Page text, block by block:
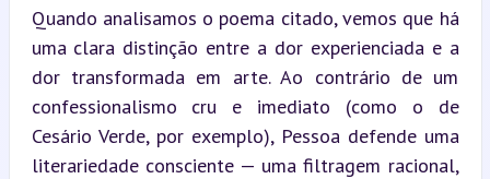
Quando analisamos o poema citado, vemos que há
uma clara distinção entre a dor experienciada e a
dor transformada em arte. Ao contrário de um
confessionalismo cru e imediato (como o de
Cesário Verde, por exemplo), Pessoa defende uma
literariedade consciente — uma filtragem racional,